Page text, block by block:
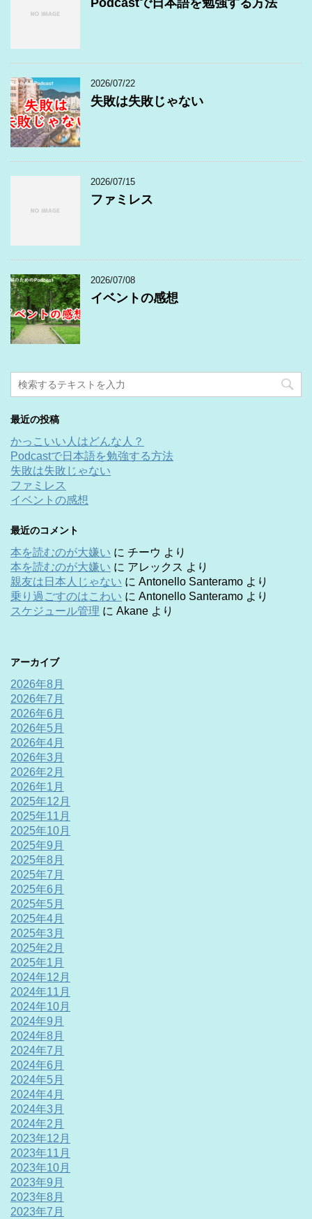
Podcastで日本語を勉強する方法
2026/07/22
失敗は失敗じゃない
2026/07/15
ファミレス
2026/07/08
イベントの感想
最近の投稿
かっこいい人はどんな人？
Podcastで日本語を勉強する方法
失敗は失敗じゃない
ファミレス
イベントの感想
最近のコメント
本を読むのが大嫌い に チーウ より
本を読むのが大嫌い に アレックス より
親友は日本人じゃない に Antonello Santeramo より
乗り過ごすのはこわい に Antonello Santeramo より
スケジュール管理 に Akane より
アーカイブ
2026年8月
2026年7月
2026年6月
2026年5月
2026年4月
2026年3月
2026年2月
2026年1月
2025年12月
2025年11月
2025年10月
2025年9月
2025年8月
2025年7月
2025年6月
2025年5月
2025年4月
2025年3月
2025年2月
2025年1月
2024年12月
2024年11月
2024年10月
2024年9月
2024年8月
2024年7月
2024年6月
2024年5月
2024年4月
2024年3月
2024年2月
2023年12月
2023年11月
2023年10月
2023年9月
2023年8月
2023年7月